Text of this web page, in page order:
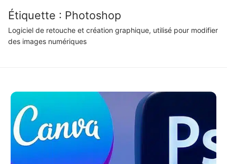
Étiquette : Photoshop
Logiciel de retouche et création graphique, utilisé pour modifier
des images numériques